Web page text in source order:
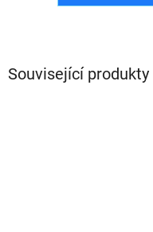
Související produkty